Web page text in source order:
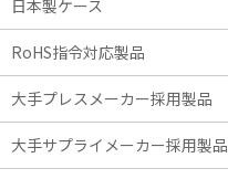
日本製ケース
RoHS指令対応製品
大手プレスメーカー採用製品
大手サプライメーカー採用製品